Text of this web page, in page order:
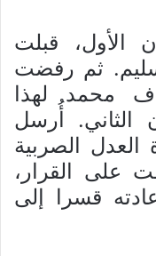
كانون الأول، قبلت
ثم رفضت
محمد لهذا
كانون الثاني. أُرسل
العدل الصربية
على القرار،
قسرا إلى